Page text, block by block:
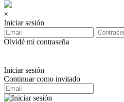
×
Iniciar sesión
Olvidé mi contraseña
Iniciar sesión
Continuar como invitado